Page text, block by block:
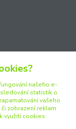
našeho e-
statistik o
vašeho
zobrazení reklam
využití cookies